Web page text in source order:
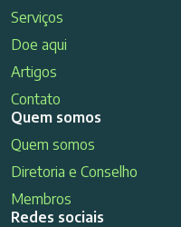
Serviços
Doe aqui
Artigos
Contato
Quem somos
Quem somos
Diretoria e Conselho
Membros
Redes sociais